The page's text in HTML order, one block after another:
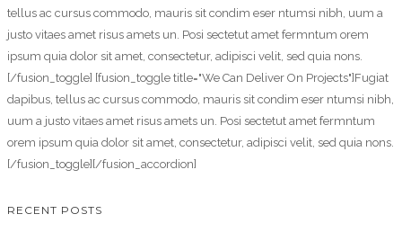
tellus ac cursus commodo, mauris sit condim eser ntumsi nibh, uum a
justo vitaes amet risus amets un. Posi sectetut amet fermntum orem
ipsum quia dolor sit amet, consectetur, adipisci velit, sed quia nons.
[/fusion_toggle] [fusion_toggle title="We Can Deliver On Projects"]Fugiat
dapibus, tellus ac cursus commodo, mauris sit condim eser ntumsi nibh,
uum a justo vitaes amet risus amets un. Posi sectetut amet fermntum
orem ipsum quia dolor sit amet, consectetur, adipisci velit, sed quia nons.
[/fusion_toggle][/fusion_accordion]
RECENT POSTS